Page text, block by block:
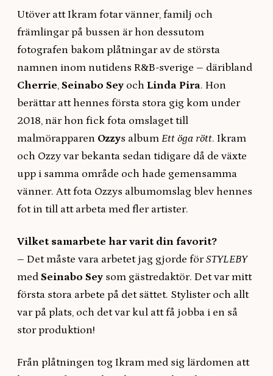
Utöver att Ikram fotar vänner, familj och
främlingar på bussen är hon dessutom
fotografen bakom plåtningar av de största
namnen inom nutidens R&B-sverige – däribland
Cherrie, Seinabo Sey och Linda Pira. Hon
berättar att hennes första stora gig kom under
2018, när hon fick fota omslaget till
malmörapparen Ozzys album Ett öga rött. Ikram
och Ozzy var bekanta sedan tidigare då de växte
upp i samma område och hade gemensamma
vänner. Att fota Ozzys albumomslag blev hennes
fot in till att arbeta med fler artister.
Vilket samarbete har varit din favorit?
– Det måste vara arbetet jag gjorde förSTYLEBY
med Seinabo Sey som gästredaktör. Det var mitt
första stora arbete på det sättet. Stylister och allt
var på plats, och det var kul att få jobba i en så
stor produktion!
Från plåtningen tog Ikram med sig lärdomen att